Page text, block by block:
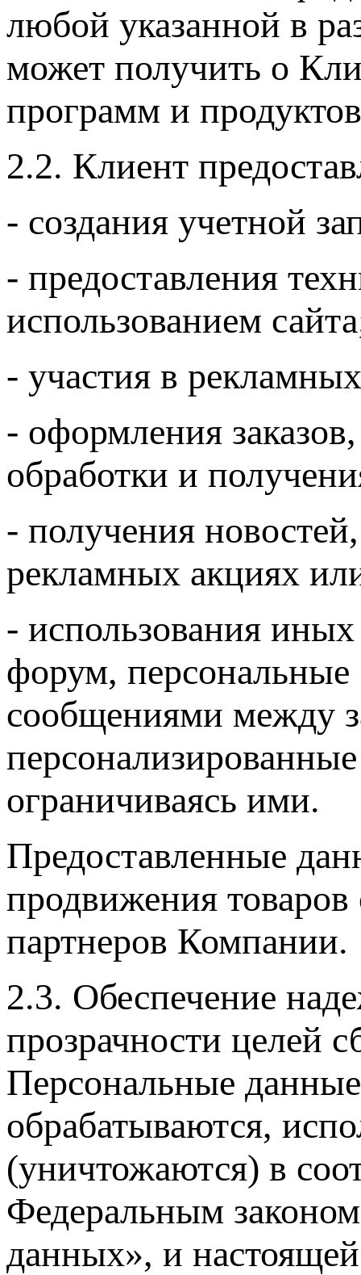
любой указанной в
может получить о
программ и
2.2. Клиент
- создания учетной
- предоставления
использованием
- участия в
- оформления
обработки и
- получения
рекламных акциях
- использования
форум,
сообщениями между
ограничиваясь ими.
Предоставленные
продвижения
партнеров Компании.
2.3. Обеспечение
прозрачности целей
Персональные
обрабатываются,
(уничтожаются) в
Федеральным
данных», и